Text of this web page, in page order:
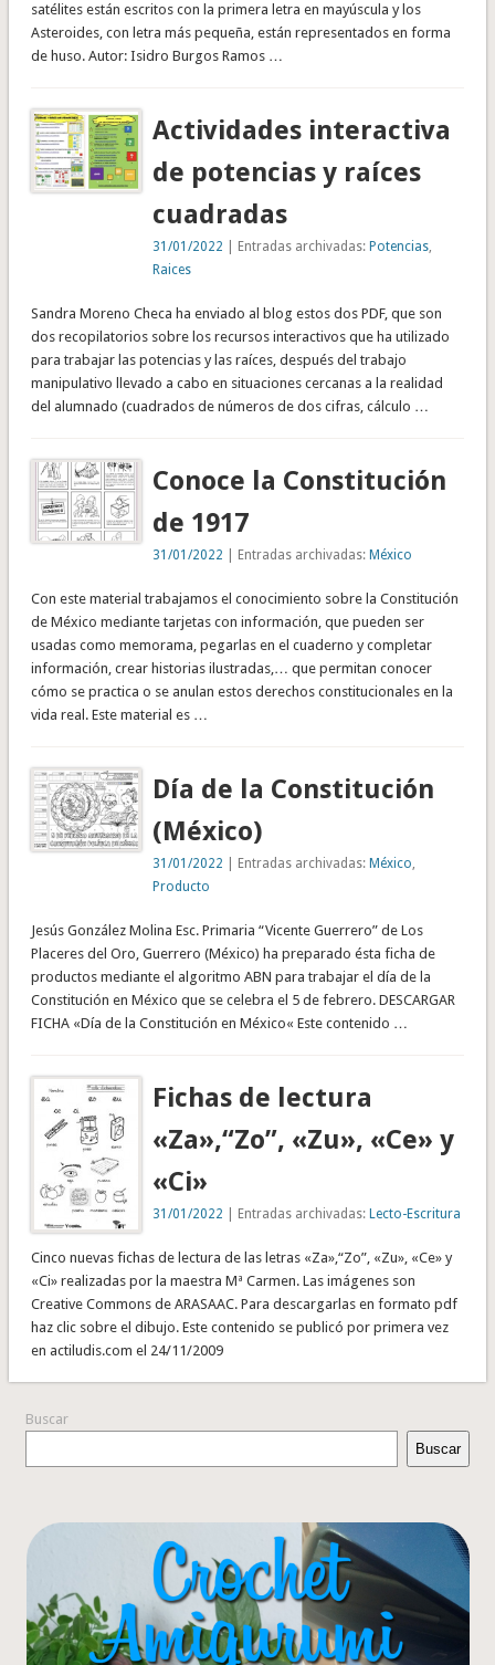
satélites están escritos con la primera letra en mayúscula y los
Asteroides, con letra más pequeña, están representados en forma
de huso. Autor: Isidro Burgos Ramos …
Actividades interactiva
de potencias y raíces
cuadradas
31/01/2022 | Entradas archivadas:Potencias
Raices
Sandra Moreno Checa ha enviado al blog estos dos PDF, que son
dos recopilatorios sobre los recursos interactivos que ha utilizado
para trabajar las potencias y las raíces, después del trabajo
manipulativo llevado a cabo en situaciones cercanas a la realidad
del alumnado (cuadrados de números de dos cifras, cálculo …
Conoce la Constitución
de 1917
31/01/2022 | Entradas archivadas:México
Con este material trabajamos el conocimiento sobre la Constitución
de México mediante tarjetas con información, que pueden ser
usadas como memorama, pegarlas en el cuaderno y completar
información, crear historias ilustradas,… que permitan conocer
cómo se practica o se anulan estos derechos constitucionales en la
vida real. Este material es …
Día de la Constitución
(México)
31/01/2022 | Entradas archivadas:México
Producto
Jesús González Molina Esc. Primaria “Vicente Guerrero” de Los
Placeres del Oro, Guerrero (México) ha preparado ésta ficha de
productos mediante el algoritmo ABN para trabajar el día de la
Constitución en México que se celebra el 5 de febrero. DESCARGAR
FICHA «Día de la Constitución en México« Este contenido …
Fichas de lectura
«Za»,“Zo”, «Zu», «Ce» y
«Ci»
31/01/2022 | Entradas archivadas:Lecto-Escritura
Cinco nuevas fichas de lectura de las letras «Za»,“Zo”, «Zu», «Ce» y
«Ci» realizadas por la maestra Mª Carmen. Las imágenes son
Creative Commons de ARASAAC. Para descargarlas en formato pdf
haz clic sobre el dibujo. Este contenido se publicó por primera vez
en actiludis.com el 24/11/2009
Buscar
Buscar